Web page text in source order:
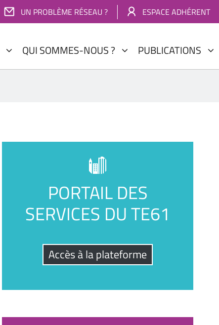
UN PROBLÈME RÉSEAU ? ESPACE ADHÉRENT
QUI SOMMES-NOUS ? PUBLICATIONS
PORTAIL DES
SERVICES DU TE61
Accès à la plateforme